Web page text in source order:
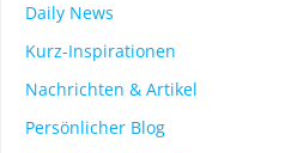
Daily News
Kurz-Inspirationen
Nachrichten & Artikel
Persönlicher Blog